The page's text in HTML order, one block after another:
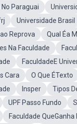
Paraguai
Universidade Brasil
Reprova
Qual Éa
Na Faculdade
FaculdadeE
Cara
O Que ÉTexto
Insper Tipos
UPF Passo Fundo
Faculdade QueGanha